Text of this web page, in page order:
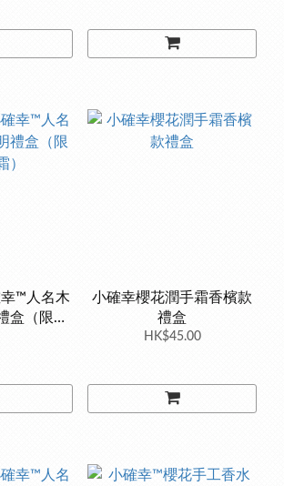
™人名木
盒（限定
小確幸櫻花潤手霜香檳款
禮盒
HK$45.00